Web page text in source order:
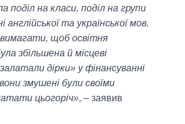
поділ на класи, поділ на групи
англійської та української мов.
щоб освітня
збільшена й місцеві
дірки» у фінансуванні
змушені були своїми
цьогоріч», – заявив